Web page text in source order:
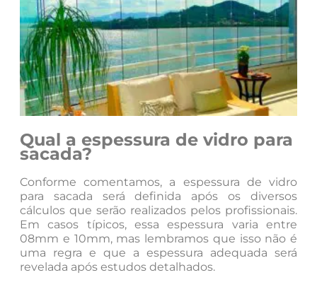
Qual a espessura de vidro para
sacada?
Conforme comentamos, a espessura de vidro
para sacada será definida após os diversos
cálculos que serão realizados pelos profissionais.
Em casos típicos, essa espessura varia entre
08mm e 10mm, mas lembramos que isso não é
uma regra e que a espessura adequada será
revelada após estudos detalhados.